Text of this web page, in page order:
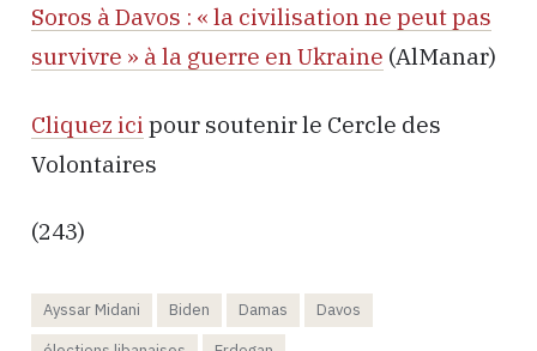
Soros à Davos : « la civilisation ne peut pas
survivre » à la guerre en Ukraine (AlManar)
Cliquez ici pour soutenir le Cercle des
Volontaires
(243)
Ayssar Midani Biden Damas
Davos